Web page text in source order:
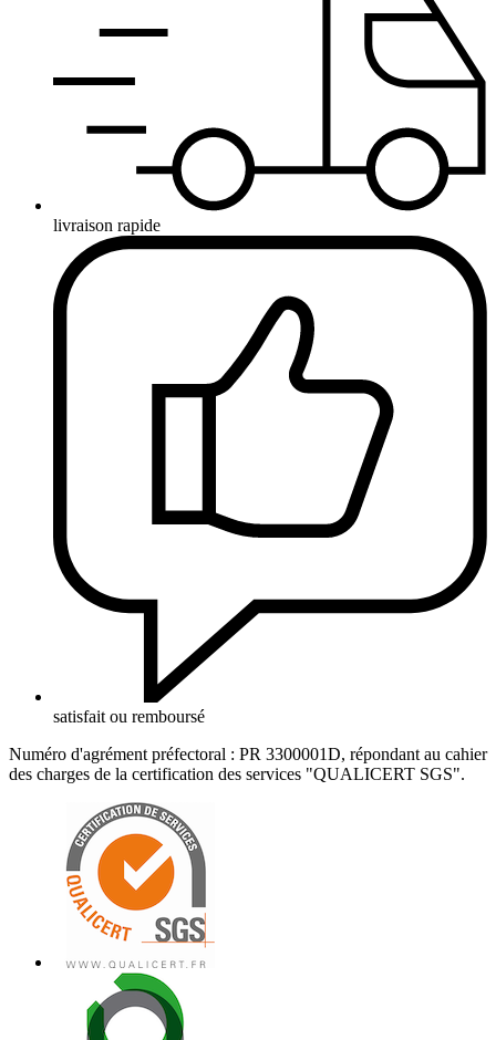
livraison rapide
satisfait ou remboursé
Numéro d'agrément préfectoral : PR 3300001D, répondant au cahier
des charges de la certification des services "QUALICERT SGS".